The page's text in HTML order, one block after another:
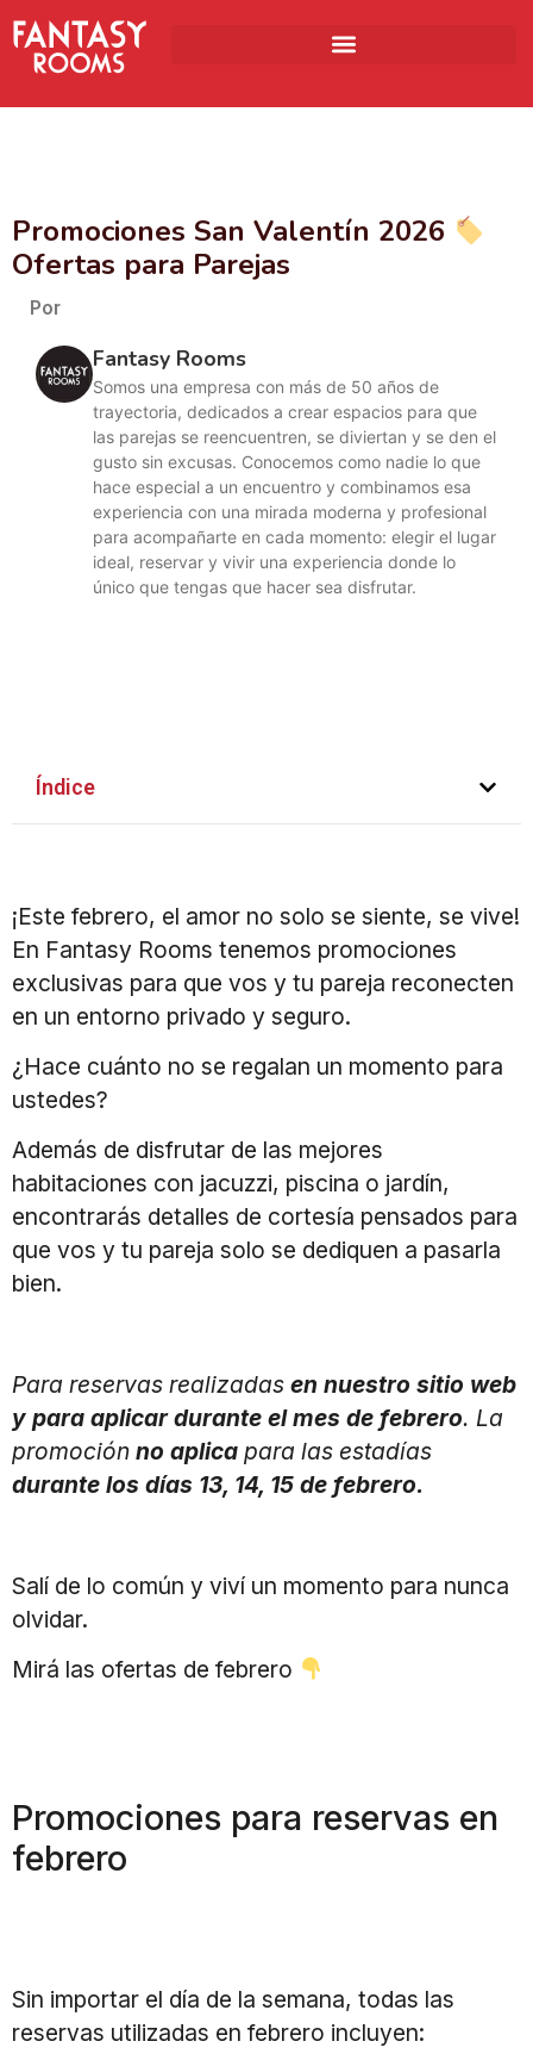
Promociones San Valentín 2026
Ofertas para Parejas
Por
Fantasy Rooms
Somos una empresa con más de 50 años de
trayectoria, dedicados a crear espacios para que
las parejas se reencuentren, se diviertan y se den el
gusto sin excusas. Conocemos como nadie lo que
hace especial a un encuentro y combinamos esa
experiencia con una mirada moderna y profesional
para acompañarte en cada momento: elegir el lugar
ideal, reservar y vivir una experiencia donde lo
único que tengas que hacer sea disfrutar.
Índice
¡Este febrero, el amor no solo se siente, se vive!
En Fantasy Rooms tenemos promociones
exclusivas para que vos y tu pareja reconecten
en un entorno privado y seguro.
¿Hace cuánto no se regalan un momento para
ustedes?
Además de disfrutar de las mejores
habitaciones con jacuzzi, piscina o jardín,
encontrarás detalles de cortesía pensados para
que vos y tu pareja solo se dediquen a pasarla
bien.
Para reservas realizadas en nuestro sitio web
y para aplicar durante el mes de febrero. La
promoción no aplica para las estadías
durante los días 13, 14, 15 de febrero.
Salí de lo común y viví un momento para nunca
olvidar.
Mirá las ofertas de febrero
Promociones para reservas en
febrero
Sin importar el día de la semana, todas las
reservas utilizadas en febrero incluyen: